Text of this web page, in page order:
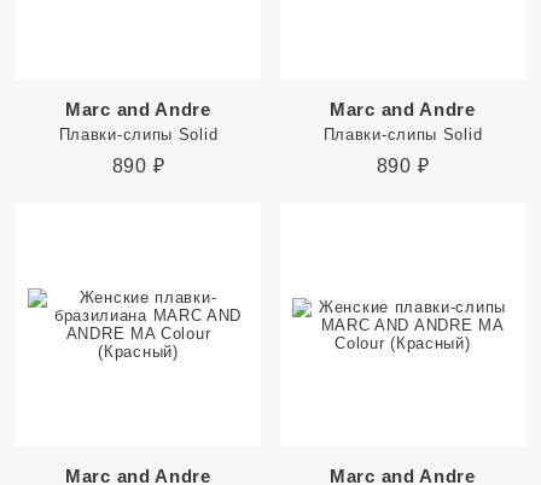
Marc and Andre
Плавки-слипы Solid
890 ₽
Marc and Andre
Плавки-слипы Solid
890 ₽
Marc and Andre Marc and Andre